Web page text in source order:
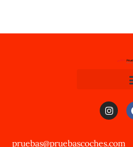
pruebas@pruebascoches.com